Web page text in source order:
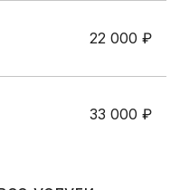
22 000 ₽
33 000 ₽